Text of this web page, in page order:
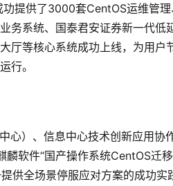
提供了3000套CentOS运维管
务系统、国泰君安证券新一代低
厅等核心系统成功上线，为用户
行。
心）、信息中心技术创新应用协
麟软件“国产操作系统CentOS迁
供全场景停服应对方案的成功实